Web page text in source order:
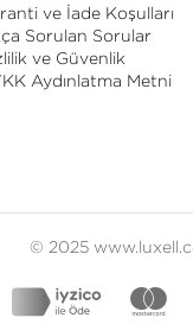
ve İade Koşulları
Sorulan Sorular
ve Güvenlik
Aydınlatma Metni
© 2025